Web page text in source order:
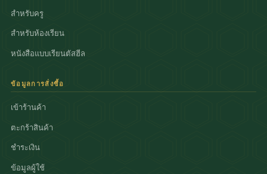
สำหรับครู
สำหรับห้องเรียน
หนังสือแบบเรียนตัสฮีล
ข้อมูลการสั่งซื้อ
เข้าร้านค้า
ตะกร้าสินค้า
ชำระเงิน
ข้อมูลผู้ใช้